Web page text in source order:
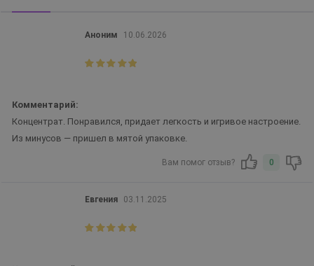
Аноним 10.06.2026
Комментарий:
Концентрат. Понравился, придает легкость и игривое настроение.
Из минусов — пришел в мятой упаковке.
Вам помог отзыв? 0
Евгения 03.11.2025